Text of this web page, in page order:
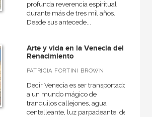
profunda reverencia espiritual
durante más de tres mil años.
Desde sus antecede...
Arte y vida en la Venecia del
Renacimiento
PATRICIA FORTINI BROWN
Decir Venecia es ser transportado
a un mundo mágico de
tranquilos callejones, agua
centelleante, luz parpadeante; de